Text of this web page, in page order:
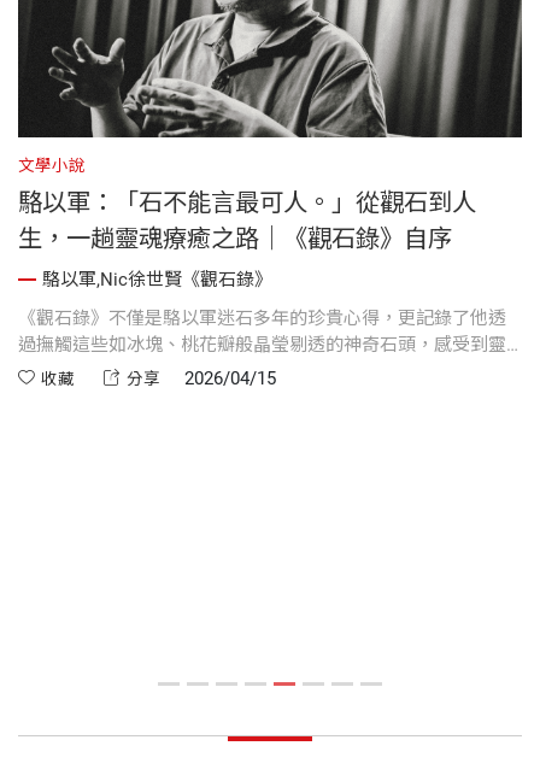
文學小說
駱以軍：「石不能言最可人。」從觀石到人
生，一趟靈魂療癒之路｜《觀石錄》自序
駱以軍,Nic徐世賢《觀石錄》
《觀石錄》不僅是駱以軍迷石多年的珍貴心得，更記錄了他透
過撫觸這些如冰塊、桃花瓣般晶瑩剔透的神奇石頭，感受到靈
魂被修補的平靜與清涼，找到逃離焦慮、重獲自由的救贖之
收藏 分享 2026/04/15